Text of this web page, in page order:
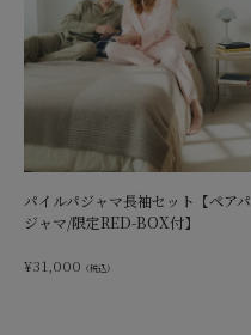
パイルパジャマ長袖セット【ペアパ
ジャマ/限定RED-BOX付】
¥31,000 （税込）